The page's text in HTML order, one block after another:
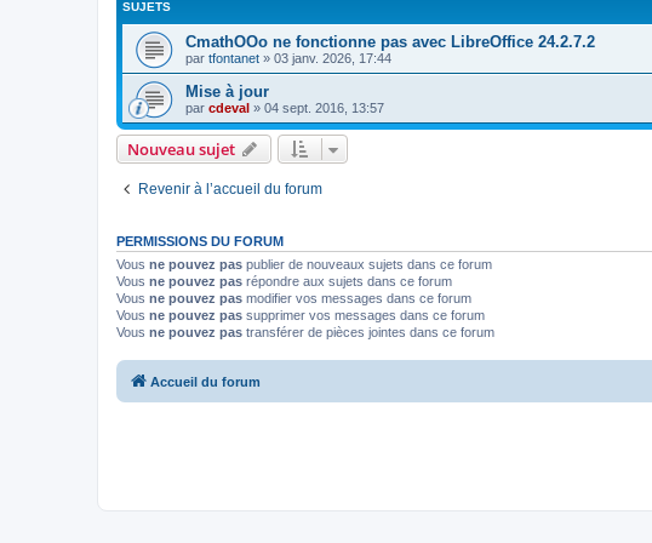
SUJETS
CmathOOo ne fonctionne pas avec LibreOffice 24.2.7.2
par tfontanet » 03 janv. 2026, 17:44
Mise à jour
par cdeval » 04 sept. 2016, 13:57
Nouveau sujet
Revenir à l’accueil du forum
PERMISSIONS DU FORUM
Vous ne pouvez pas publier de nouveaux sujets dans ce forum
Vous ne pouvez pas répondre aux sujets dans ce forum
Vous ne pouvez pas modifier vos messages dans ce forum
Vous ne pouvez pas supprimer vos messages dans ce forum
Vous ne pouvez pas transférer de pièces jointes dans ce forum
Accueil du forum